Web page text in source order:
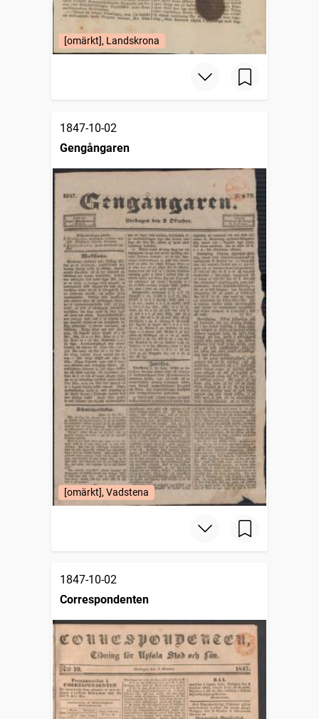
[omärkt], Landskrona
1847-10-02
Gengångaren
[omärkt], Vadstena
1847-10-02
Correspondenten